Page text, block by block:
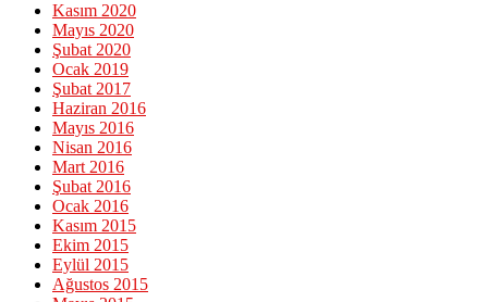
Kasım 2020
Mayıs 2020
Şubat 2020
Ocak 2019
Şubat 2017
Haziran 2016
Mayıs 2016
Nisan 2016
Mart 2016
Şubat 2016
Ocak 2016
Kasım 2015
Ekim 2015
Eylül 2015
Ağustos 2015